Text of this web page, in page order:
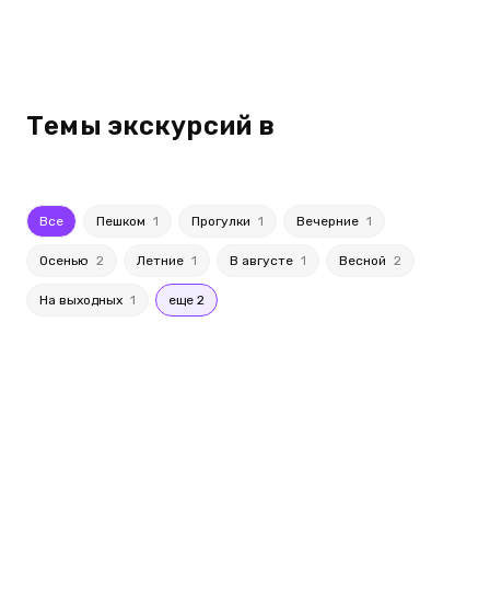
Темы экскурсий в
Все Пешком 1 Прогулки 1 Вечерние 1
Осенью 2 Летние 1 В августе 1 Весной 2
На выходных 1 еще 2